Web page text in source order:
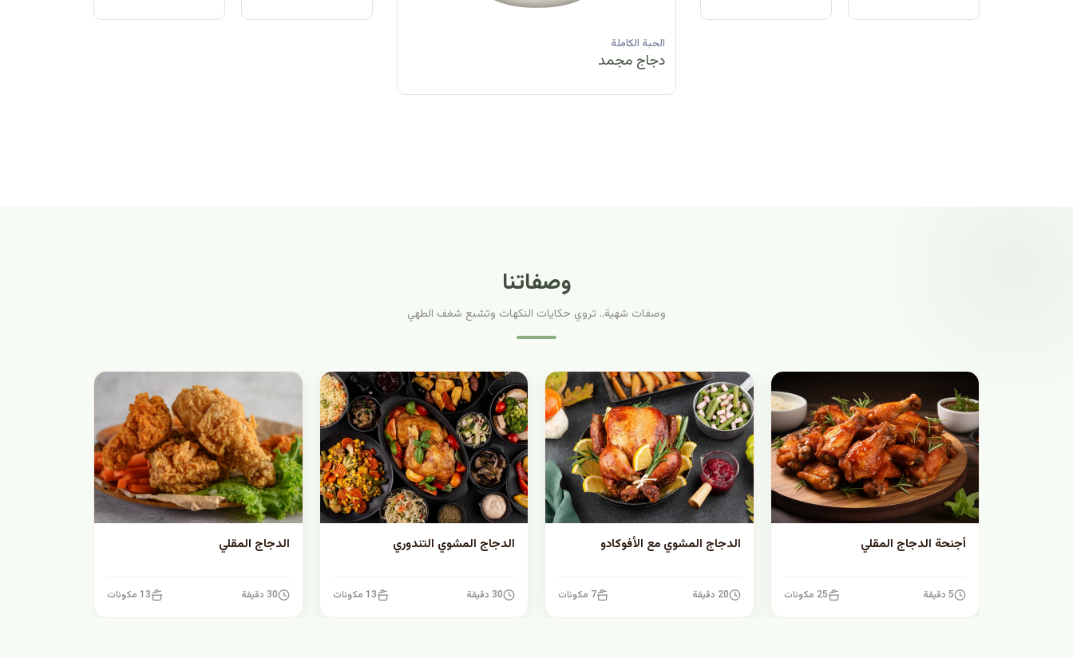
الحبة الكاملة
دجاج مبرد
وصفاتنا
وصفات شهية.. تروي حكايات النكهات وتشبع شغف الطهي
أجنحة الدجاج المقلي
5 دقيقة 25 مكونات
الدجاج المشوي مع الأفوكادو
20 دقيقة 7 مكونات
الدجاج المشوي التندوري
30 دقيقة 13 مكونات
الدجاج المقلي
30 دقيقة 13 مكونات